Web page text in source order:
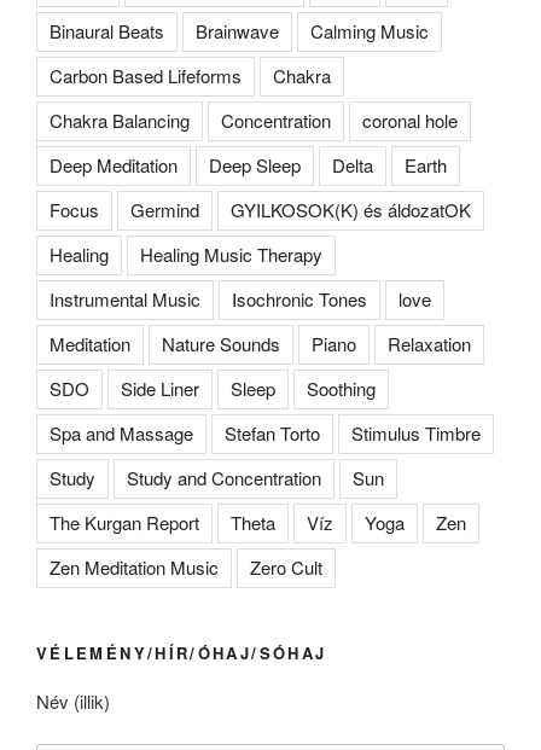
Binaural Beats
Brainwave
Calming Music
Carbon Based Lifeforms
Chakra
Chakra Balancing
Concentration
coronal hole
Deep Meditation
Deep Sleep Delta
Earth
Focus
Germind
GYILKOSOK(K) és áldozatOK
Healing
Healing Music Therapy
Instrumental Music
Isochronic Tones
love
Meditation
Nature Sounds Piano
Relaxation
SDO
Side Liner Sleep
Soothing
Spa and Massage
Stefan Torto
Stimulus Timbre
Study
Study and Concentration
Sun
The Kurgan Report
Theta Víz Yoga
Zen
Zen Meditation Music
Zero Cult
VÉLEMÉNY/HÍR/ÓHAJ/SÓHAJ
Név (illik)